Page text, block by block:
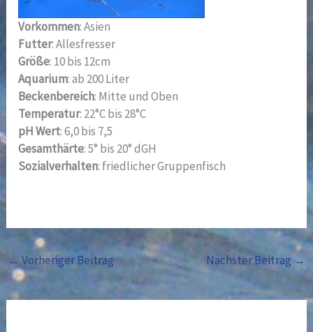
Vorkommen: Asien
Futter: Allesfresser
Größe: 10 bis 12cm
Aquarium: ab 200 Liter
Beckenbereich: Mitte und Oben
Temperatur: 22°C bis 28°C
pH Wert: 6,0 bis 7,5
Gesamthärte: 5° bis 20° dGH
Sozialverhalten: friedlicher Gruppenfisch
← Vorheriger Beitrag Nächster Beitrag →